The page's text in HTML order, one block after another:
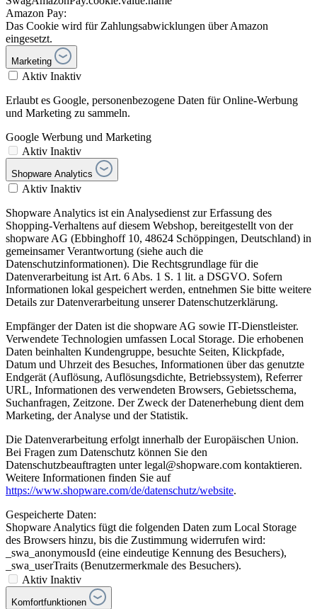
Amazon Pay:
Das Cookie wird für Zahlungsabwicklungen über Amazon
eingesetzt.
Marketing
Aktiv Inaktiv
Erlaubt es Google, personenbezogene Daten für Online-Werbung
und Marketing zu sammeln.
Google Werbung und Marketing
Aktiv Inaktiv
Shopware Analytics
Aktiv Inaktiv
Shopware Analytics ist ein Analysedienst zur Erfassung des
Shopping-Verhaltens auf diesem Webshop, bereitgestellt von der
shopware AG (Ebbinghoff 10, 48624 Schöppingen, Deutschland) in
gemeinsamer Verantwortung (siehe auch die
Datenschutzinformationen). Die Rechtsgrundlage für die
Datenverarbeitung ist Art. 6 Abs. 1 S. 1 lit. a DSGVO. Sofern
Informationen lokal gespeichert werden, entnehmen Sie bitte weitere
Details zur Datenverarbeitung unserer Datenschutzerklärung.
Empfänger der Daten ist die shopware AG sowie IT-Dienstleister.
Verwendete Technologien umfassen Local Storage. Die erhobenen
Daten beinhalten Kundengruppe, besuchte Seiten, Klickpfade,
Datum und Uhrzeit des Besuches, Informationen über das genutzte
Endgerät (Auflösung, Auflösungsdichte, Betriebssystem), Referrer
URL, Informationen des verwendeten Browsers, Gebietsschema,
Suchanfragen, Zeitzone. Der Zweck der Datenerhebung dient dem
Marketing, der Analyse und der Statistik.
Die Datenverarbeitung erfolgt innerhalb der Europäischen Union.
Bei Fragen zum Datenschutz können Sie den
Datenschutzbeauftragten unter legal@shopware.com kontaktieren.
Weitere Informationen finden Sie auf
https://www.shopware.com/de/datenschutz/website.
Gespeicherte Daten:
Shopware Analytics fügt die folgenden Daten zum Local Storage
des Browsers hinzu, bis die Zustimmung widerrufen wird:
_swa_anonymousId (eine eindeutige Kennung des Besuchers),
_swa_userTraits (Benutzermerkmale des Besuchers).
Aktiv Inaktiv
Komfortfunktionen